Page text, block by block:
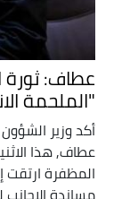
عطاف: ثورة
"الملحمة
أكد وزير الشؤون
عطاف, هذا
المظفرة ارتقت